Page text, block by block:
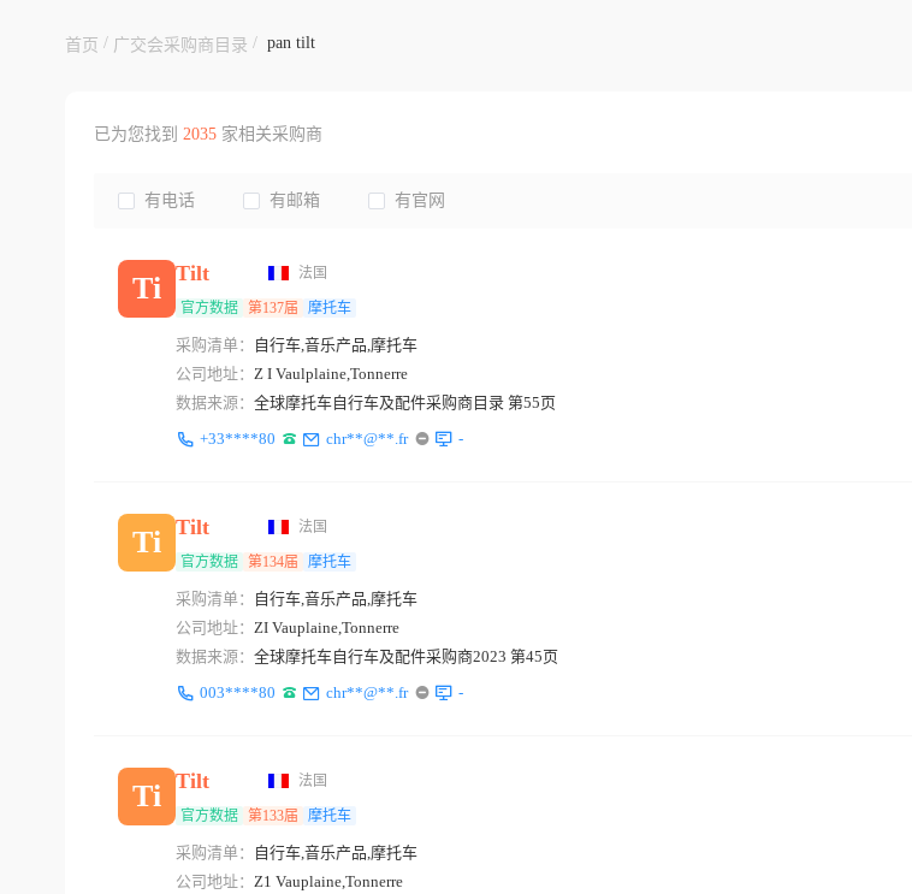
首页 / 广交会采购商目录 / pan tilt
已为您找到 2035家相关采购商
有电话 有邮箱 有官网
Ti Tilt 法国
官方数据 第137届 摩托车
采购清单：
自行车,音乐产品,摩托车
公司地址： Z I Vaulplaine,Tonnerre
数据来源： 全球摩托车自行车及配件采购商目录 第55页
+33****80
chr**@**.fr -
Ti Tilt 法国
官方数据 第134届 摩托车
采购清单：
自行车,音乐产品,摩托车
公司地址： ZI Vauplaine,Tonnerre
数据来源： 全球摩托车自行车及配件采购商2023 第45页
003****80
chr**@**.fr -
Ti Tilt 法国
官方数据 第133届 摩托车
采购清单：
自行车,音乐产品,摩托车
公司地址： Z1 Vauplaine,Tonnerre